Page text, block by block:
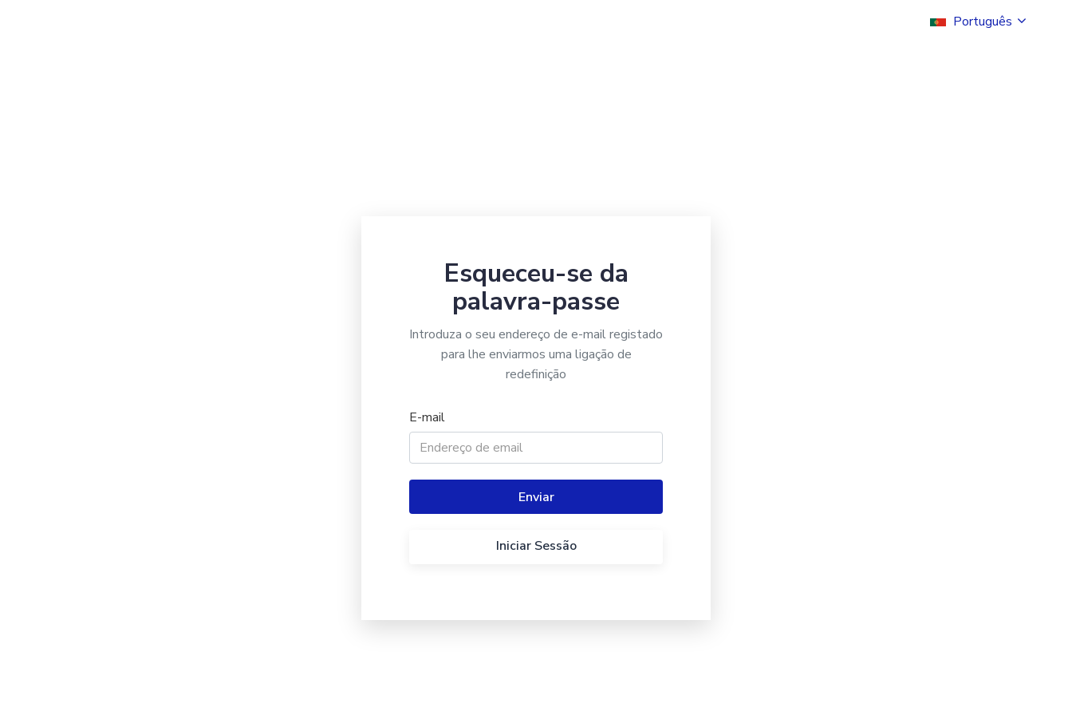
Português
Esqueceu-se da
palavra-passe
Introduza o seu endereço de e-mail registado
para lhe enviarmos uma ligação de
redefinição
E-mail
Iniciar Sessão